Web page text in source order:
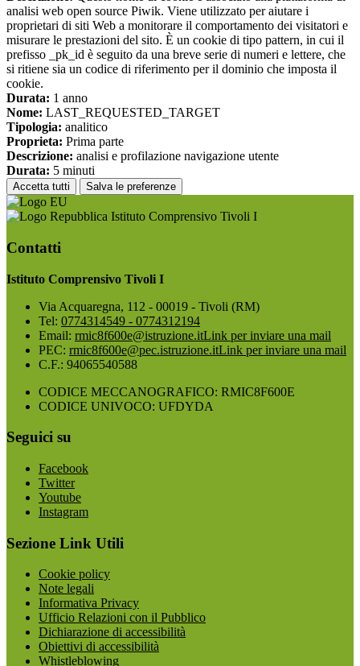
analisi web open source Piwik. Viene utilizzato per aiutare i
proprietari di siti Web a monitorare il comportamento dei visitatori e
misurare le prestazioni del sito. È un cookie di tipo pattern, in cui il
prefisso _pk_id è seguito da una breve serie di numeri e lettere, che
si ritiene sia un codice di riferimento per il dominio che imposta il
cookie.
Durata: 1 anno
Nome: LAST_REQUESTED_TARGET
Tipologia: analitico
Proprieta: Prima parte
Descrizione: analisi e profilazione navigazione utente
Durata: 5 minuti
Accetta tutti Salva le preferenze
Istituto Comprensivo Tivoli I
Contatti
Istituto Comprensivo Tivoli I
Via Acquaregna, 112 - 00019 - Tivoli (RM)
Tel: 0774314549 - 0774312194
Email: rmic8f600e@istruzione.itLink per inviare una mail
PEC: rmic8f600e@pec.istruzione.itLink per inviare una mail
C.F.: 94065540588
CODICE MECCANOGRAFICO: RMIC8F600E
CODICE UNIVOCO: UFDYDA
Seguici su
Facebook
Twitter
Youtube
Instagram
Sezione Link Utili
Cookie policy
Note legali
Informativa Privacy
Ufficio Relazioni con il Pubblico
Dichiarazione di accessibilità
Obiettivi di accessibilità
Whistleblowing